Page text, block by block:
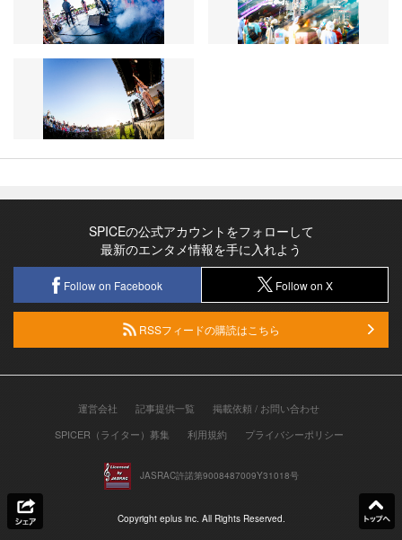
SPICEの公式アカウントをフォローして
最新のエンタメ情報を手に入れよう
Follow on Facebook Follow on X
RSSフィードの購読はこちら
運営会社 記事提供一覧
掲載依頼 / お問い合わせ
SPICER（ライター）募集
利用規約 プライバシーポリシー
JASRAC許諾第9008487009Y31018号
Copyright eplus inc. All Rights Reserved.